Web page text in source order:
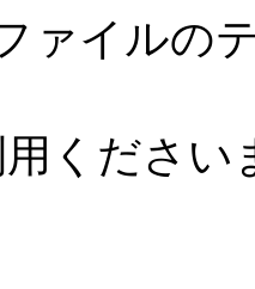
ァイルの
ください